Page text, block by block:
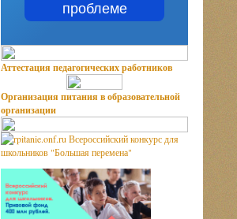
проблеме
Аттестация педагогических работников
Организация питания в образовательной
организации
Всероссийский конкурс для
школьников "Большая перемена"